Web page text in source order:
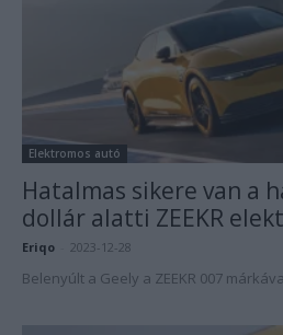
Elektromos autó
Hatalmas sikere van a
dollár alatti ZEEKR
Eriqo 2023-12-28
Belenyúlt a Geely a ZEEKR 007